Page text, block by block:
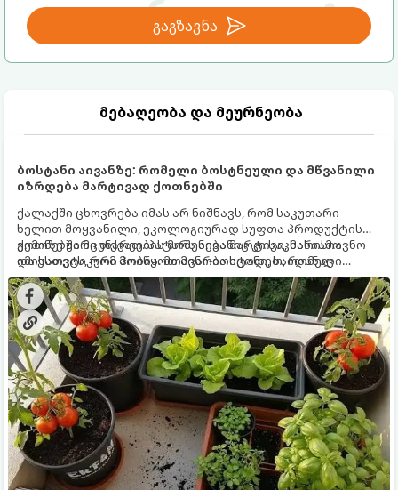
გაგზავნა
მებაღეობა და მეურნეობა
ბოსტანი აივანზე: რომელი ბოსტნეული და მწვანილი
იზრდება მარტივად ქოთნებში
ქალაქში ცხოვრება იმას არ ნიშნავს, რომ საკუთარი
ხელით მოყვანილი, ეკოლოგიურად სუფთა პროდუქტის
გემოზე უარი თქვათ. პატარა აივანიც კი საკმარისია
იმისათვის, რომ მოიწყოთ მინი-ბოსტანი, საიდანაც
ყოველდღიურად ახალ, არომატულ მწვანილსა და
ბოსტნეულს მოკრეფთ.
ქოთნებში მცენარეების მოშენება მარტივი, სასიამოვნო
და ესთეტიკური ჰობია. მთავარია იცოდეთ, რომელი
კულტურები ეგუებიან ქოთნის პირობებს ყველაზე კარგად
და როგორ მოუაროთ მათ სწორად.